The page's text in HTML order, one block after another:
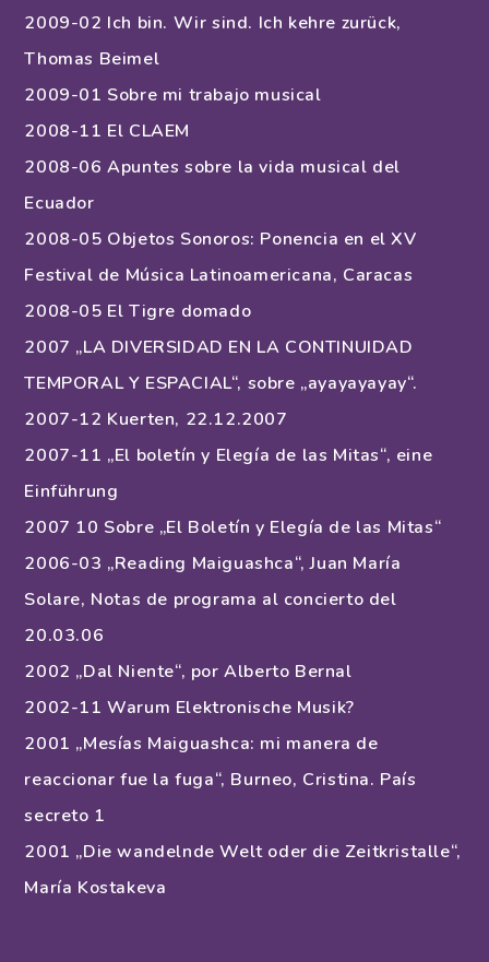
2009-02 Ich bin. Wir sind. Ich kehre zurück,
Thomas Beimel
2009-01 Sobre mi trabajo musical
2008-11 El CLAEM
2008-06 Apuntes sobre la vida musical del
Ecuador
2008-05 Objetos Sonoros: Ponencia en el XV
Festival de Música Latinoamericana, Caracas
2008-05 El Tigre domado
2007 „LA DIVERSIDAD EN LA CONTINUIDAD
TEMPORAL Y ESPACIAL“, sobre „ayayayayay“.
2007-12 Kuerten, 22.12.2007
2007-11 „El boletín y Elegía de las Mitas“, eine
Einführung
2007 10 Sobre „El Boletín y Elegía de las Mitas“
2006-03 „Reading Maiguashca“, Juan María
Solare, Notas de programa al concierto del
20.03.06
2002 „Dal Niente“, por Alberto Bernal
2002-11 Warum Elektronische Musik?
2001 „Mesías Maiguashca: mi manera de
reaccionar fue la fuga“, Burneo, Cristina. País
secreto 1
2001 „Die wandelnde Welt oder die Zeitkristalle“,
María Kostakeva